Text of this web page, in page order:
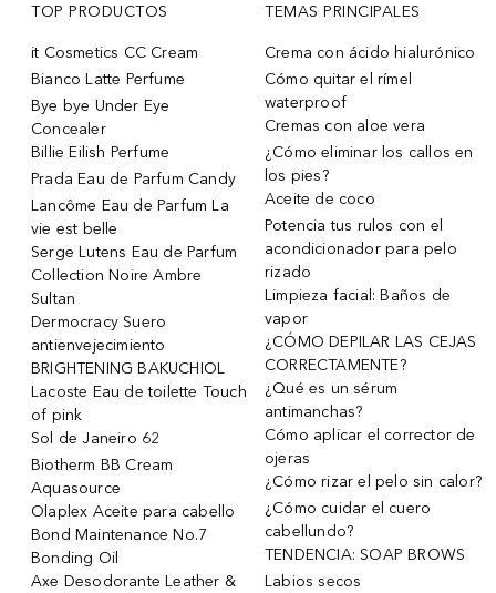
TOP PRODUCTOS
it Cosmetics CC Cream
Bianco Latte Perfume
Bye bye Under Eye
Concealer
Billie Eilish Perfume
Prada Eau de Parfum Candy
Lancôme Eau de Parfum La
vie est belle
Serge Lutens Eau de Parfum
Collection Noire Ambre
Sultan
Dermocracy Suero
antienvejecimiento
BRIGHTENING BAKUCHIOL
Lacoste Eau de toilette Touch
of pink
Sol de Janeiro 62
Biotherm BB Cream
Aquasource
Olaplex Aceite para cabello
Bond Maintenance No.7
Bonding Oil
Axe Desodorante Leather &
TEMAS PRINCIPALES
Crema con ácido hialurónico
Cómo quitar el rímel
waterproof
Cremas con aloe vera
¿Cómo eliminar los callos en
los pies?
Aceite de coco
Potencia tus rulos con el
acondicionador para pelo
rizado
Limpieza facial: Baños de
vapor
¿CÓMO DEPILAR LAS CEJAS
CORRECTAMENTE?
¿Qué es un sérum
antimanchas?
Cómo aplicar el corrector de
ojeras
¿Cómo rizar el pelo sin calor?
¿Cómo cuidar el cuero
cabellundo?
TENDENCIA: SOAP BROWS
Labios secos